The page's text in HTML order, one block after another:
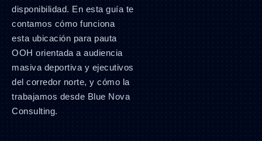
disponibilidad. En esta guía te
contamos cómo funciona
esta ubicación para pauta
OOH orientada a audiencia
masiva deportiva y ejecutivos
del corredor norte, y cómo la
trabajamos desde Blue Nova
Consulting.